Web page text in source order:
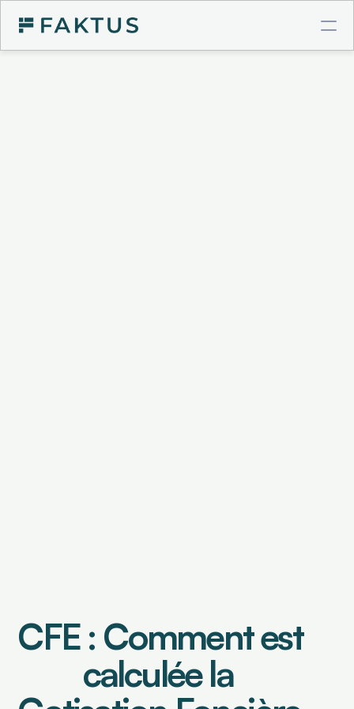
Connexion Demander une démo
Prévisionnel de trésorerie
CFE : Comment est
calculée la